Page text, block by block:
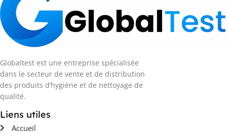
Globaltest est une entreprise spécialisée
dans le secteur de vente et de distribution
des produits d’hygiène et de nettoyage de
qualité.
Liens utiles
Accueil